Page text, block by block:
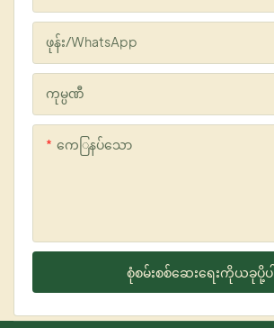
ဖုန်း/whatsApp
ကုမ္ပဏီ
ကေြနပ်သော
စုံစမ်းစစ်ဆေးရေးကိုယခုပို့ပါ